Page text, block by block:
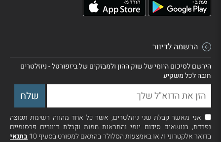
הרשמה לדיוור
הירשם לסיכום היומי של שוק ההון ולמבזקים של ביזפורטל - ניוזלטרים
חובה לכל משקיע
אני מאשר קבלת שני ניוזלטרים, אשר כל אחד מהווה רשימת תפוצה
נפרדת, בנושאים סיכום יומי והתראות חמות וקבלת דיוורים פרסומיים
בדואר אלקטרוני ו/ או באמצעות הסלולר בהתאם למפורט בסעיף 10
בתנאי